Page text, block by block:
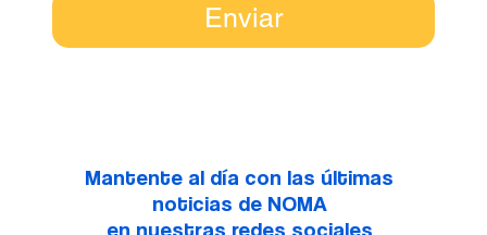
Enviar
Mantente al día con las últimas
noticias de NOMA